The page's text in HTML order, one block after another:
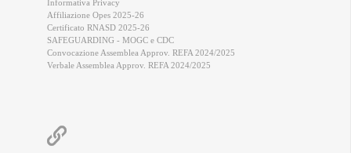
Informativa Privacy
Affiliazione Opes 2025-26
Certificato RNASD 2025-26
SAFEGUARDING - MOGC e CDC
Convocazione Assemblea Approv. REFA 2024/2025
Verbale Assemblea Approv. REFA 2024/2025
